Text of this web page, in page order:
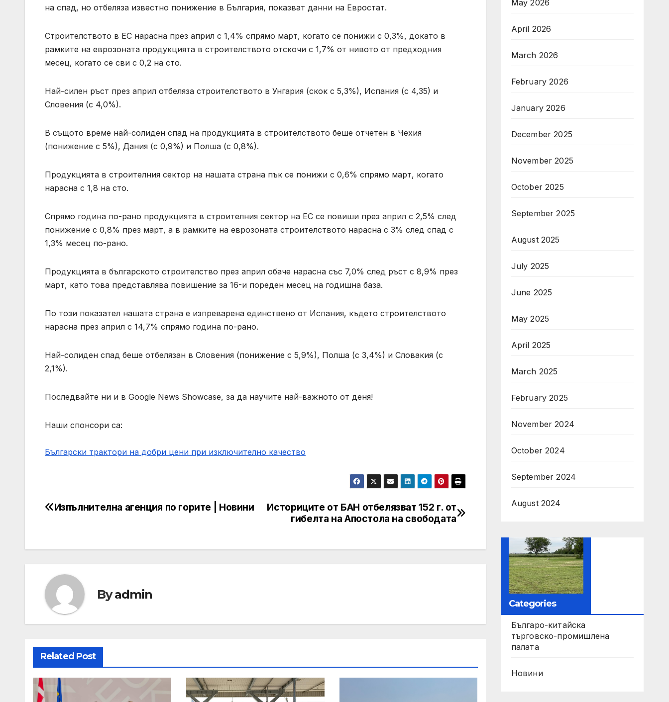
на спад, но отбеляза известно понижение в България, показват данни на Евростат.
Строителството в ЕС нарасна през април с 1,4% спрямо март, когато се понижи с 0,3%, докато в
рамките на еврозоната продукцията в строителството отскочи с 1,7% от нивото от предходния
месец, когато се сви с 0,2 на сто.
Най-силен ръст през април отбеляза строителството в Унгария (скок с 5,3%), Испания (с 4,35) и
Словения (с 4,0%).
В същото време най-солиден спад на продукцията в строителството беше отчетен в Чехия
(понижение с 5%), Дания (с 0,9%) и Полша (с 0,8%).
Продукцията в строителния сектор на нашата страна пък се понижи с 0,6% спрямо март, когато
нарасна с 1,8 на сто.
Спрямо година по-рано продукцията в строителния сектор на ЕС се повиши през април с 2,5% след
понижение с 0,8% през март, а в рамките на еврозоната строителството нарасна с 3% след спад с
1,3% месец по-рано.
Продукцията в българското строителство през април обаче нарасна със 7,0% след ръст с 8,9% през
март, като това представлява повишение за 16-и пореден месец на годишна база.
По този показател нашата страна е изпреварена единствено от Испания, където строителството
нарасна през април с 14,7% спрямо година по-рано.
Най-солиден спад беше отбелязан в Словения (понижение с 5,9%), Полша (с 3,4%) и Словакия (с
2,1%).
Последвайте ни и в Google News Showcase, за да научите най-важното от деня!
Наши спонсори са:
Български трактори на добри цени при изключително качество
Post
Историците от БАН отбелязват 152 г. от
гибелта на Апостола на свободата
Изпълнителна агенция по горите | Новини
Byadmin
Related Post
May 2026
April 2026
March 2026
February 2026
January 2026
December 2025
November 2025
October 2025
September 2025
August 2025
July 2025
June 2025
May 2025
April 2025
March 2025
February 2025
November 2024
October 2024
September 2024
August 2024
Categories
Българо-китайска
търговско-промишлена
палата
Новини